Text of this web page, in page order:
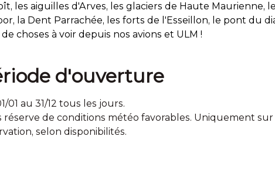
les aiguilles d'Arves, les glaciers de Haute Maurienne,
la Dent Parrachée, les forts de l'Esseillon, le pont du
choses à voir depuis nos avions et ULM !
d'ouverture
01 au 31/12 tous les jours.
réserve de conditions météo favorables. Uniquement sur
selon disponibilités.